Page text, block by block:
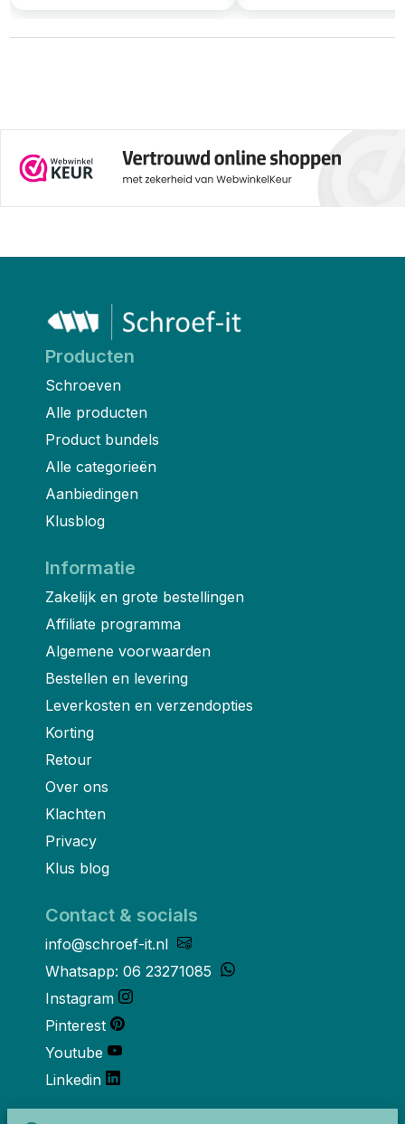
Producten
Schroeven
Alle producten
Product bundels
Alle categorieën
Aanbiedingen
Klusblog
Informatie
Zakelijk en grote bestellingen
Affiliate programma
Algemene voorwaarden
Bestellen en levering
Leverkosten en verzendopties
Korting
Retour
Over ons
Klachten
Privacy
Klus blog
Contact & socials
info@schroef-it.nl
Whatsapp: 06 23271085
Instagram
Pinterest
Youtube
Linkedin